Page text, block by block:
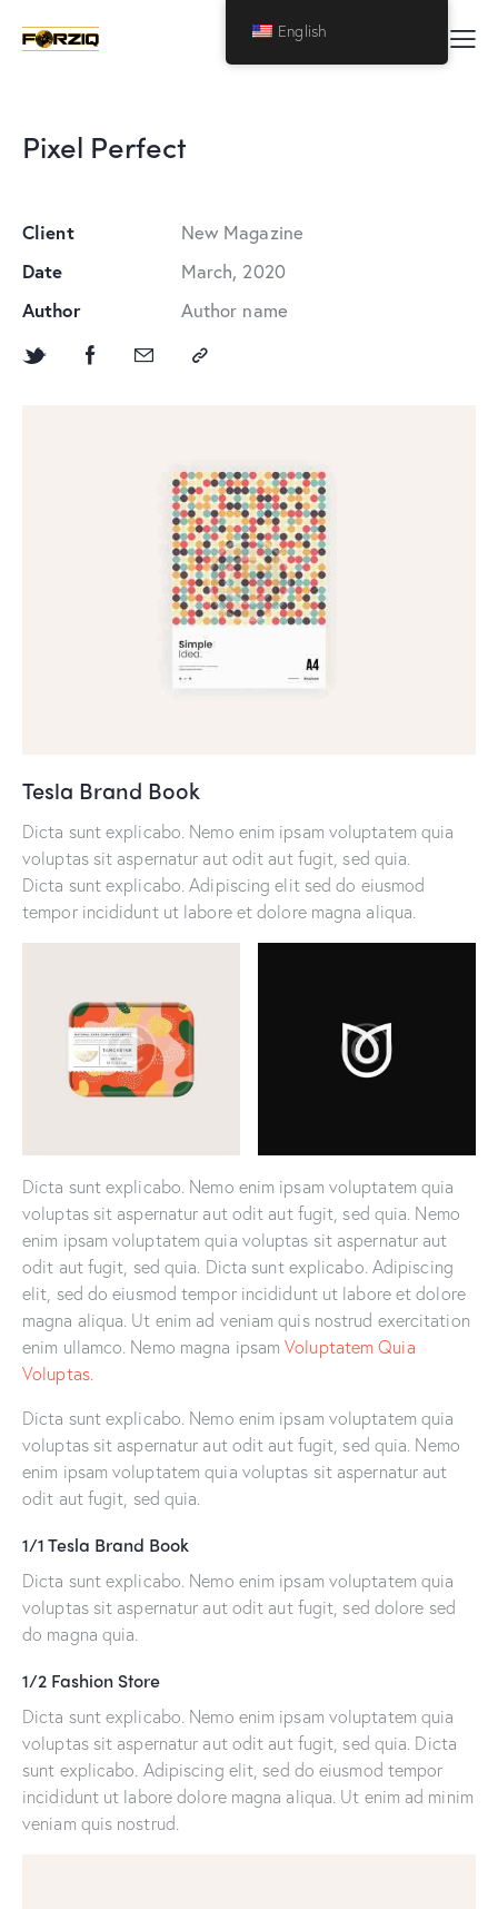
Pixel Perfect
Client
New Magazine
Date
March, 2020
Author
Author name
Tesla Brand Book
Dicta sunt explicabo. Nemo enim ipsam voluptatem quia
voluptas sit aspernatur aut odit aut fugit, sed quia.
Dicta sunt explicabo. Adipiscing elit sed do eiusmod
tempor incididunt ut labore et dolore magna aliqua.
Dicta sunt explicabo. Nemo enim ipsam voluptatem quia
voluptas sit aspernatur aut odit aut fugit, sed quia. Nemo
enim ipsam voluptatem quia voluptas sit aspernatur aut
odit aut fugit, sed quia. Dicta sunt explicabo. Adipiscing
elit, sed do eiusmod tempor incididunt ut labore et dolore
magna aliqua. Ut enim ad veniam quis nostrud exercitation
enim ullamco. Nemo magna ipsamVoluptatem Quia
Voluptas.
Dicta sunt explicabo. Nemo enim ipsam voluptatem quia
voluptas sit aspernatur aut odit aut fugit, sed quia. Nemo
enim ipsam voluptatem quia voluptas sit aspernatur aut
odit aut fugit, sed quia.
1/1 Tesla Brand Book
Dicta sunt explicabo. Nemo enim ipsam voluptatem quia
voluptas sit aspernatur aut odit aut fugit, sed dolore sed
do magna quia.
1/2 Fashion Store
Dicta sunt explicabo. Nemo enim ipsam voluptatem quia
voluptas sit aspernatur aut odit aut fugit, sed quia. Dicta
sunt explicabo. Adipiscing elit, sed do eiusmod tempor
incididunt ut labore dolore magna aliqua. Ut enim ad minim
veniam quis nostrud.
English